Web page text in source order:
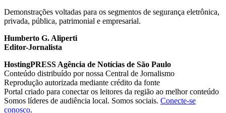
Demonstrações voltadas para os segmentos de segurança eletrônica,
privada, pública, patrimonial e empresarial.
Humberto G. Aliperti
Editor-Jornalista
HostingPRESS Agência de Notícias de São Paulo
Conteúdo distribuído por nossa Central de Jornalismo
Reprodução autorizada mediante crédito da fonte
Portal criado para conectar os leitores da região ao melhor conteúdo
Somos líderes de audiência local. Somos sociais. Conecte-se
conosco.